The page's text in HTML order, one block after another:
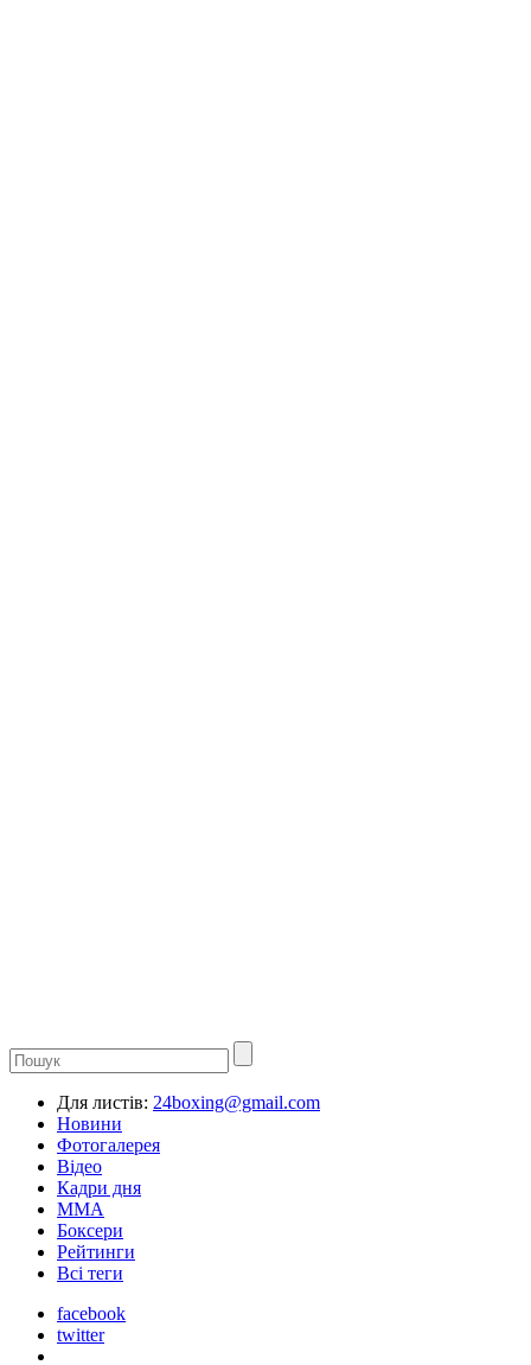
Для листів: 24boxing@gmail.com
Новини
Фотогалерея
Відео
Кадри дня
ММА
Боксери
Рейтинги
Всі теги
facebook
twitter